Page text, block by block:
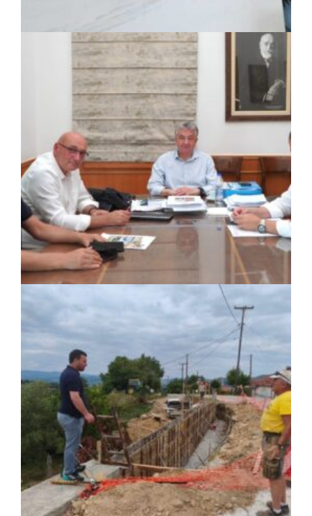
05/08/2026 · 18:00
Περιφέρεια Θεσσαλίας: Νέος
ιατροτεχνολογικός εξοπλισμός και
αναβάθμιση του ΚΕΦΙΑΠ Καρδίτσας
Συνεργασία Περιφέρειας Κρήτης με
Πανεπιστήμιο Κρήτης και ΙΤΕ για
φοιτητικές εστίες και υποδομές